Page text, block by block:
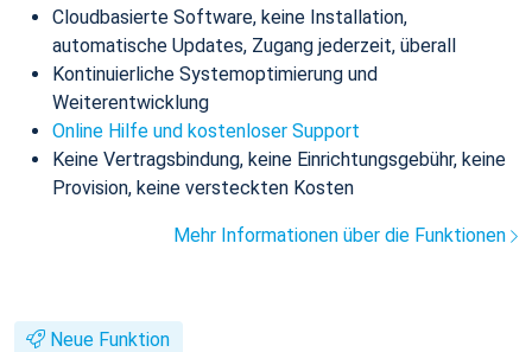
Cloudbasierte Software, keine Installation,
automatische Updates, Zugang jederzeit, überall
Kontinuierliche Systemoptimierung und
Weiterentwicklung
Online Hilfe und kostenloser Support
Keine Vertragsbindung, keine Einrichtungsgebühr, keine
Provision, keine versteckten Kosten
Mehr Informationen über die Funktionen
Neue Funktion